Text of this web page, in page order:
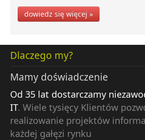
dowiedz się więcej »
Dlaczego my?
Mamy doświadczenie
Od 35 lat dostarczamy
IT. Wiele tysięcy Klientów
realizowanie projektów
każdej gałęzi rynku